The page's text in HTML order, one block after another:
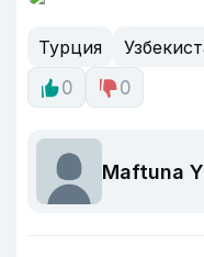
Турция
0
0
Maftuna